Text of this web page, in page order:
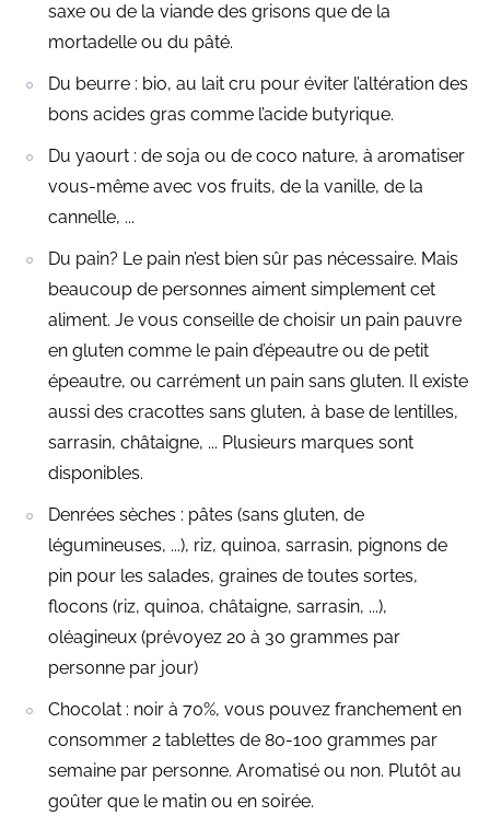
saxe ou de la viande des grisons que de la
mortadelle ou du pâté.
Du beurre : bio, au lait cru pour éviter l’altération des
bons acides gras comme l’acide butyrique.
Du yaourt : de soja ou de coco nature, à aromatiser
vous-même avec vos fruits, de la vanille, de la
cannelle, ...
Du pain? Le pain n’est bien sûr pas nécessaire. Mais
beaucoup de personnes aiment simplement cet
aliment. Je vous conseille de choisir un pain pauvre
en gluten comme le pain d’épeautre ou de petit
épeautre, ou carrément un pain sans gluten. Il existe
aussi des cracottes sans gluten, à base de lentilles,
sarrasin, châtaigne, ... Plusieurs marques sont
disponibles.
Denrées sèches : pâtes (sans gluten, de
légumineuses, ...), riz, quinoa, sarrasin, pignons de
pin pour les salades, graines de toutes sortes,
flocons (riz, quinoa, châtaigne, sarrasin, ...),
oléagineux (prévoyez 20 à 30 grammes par
personne par jour)
Chocolat : noir à 70%, vous pouvez franchement en
consommer 2 tablettes de 80-100 grammes par
semaine par personne. Aromatisé ou non. Plutôt au
goûter que le matin ou en soirée.